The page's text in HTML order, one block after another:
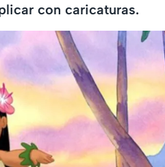
con caricaturas.